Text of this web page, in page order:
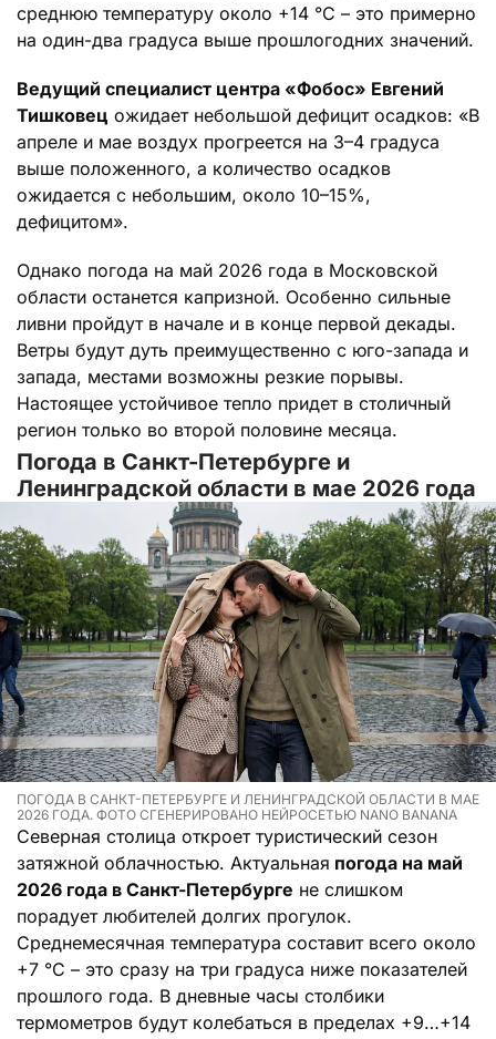
среднюю температуру около +14 °C – это примерно
на один-два градуса выше прошлогодних значений.
Ведущий специалист центра «Фобос» Евгений
Тишковец ожидает небольшой дефицит осадков: «В
апреле и мае воздух прогреется на 3–4 градуса
выше положенного, а количество осадков
ожидается с небольшим, около 10–15%,
дефицитом».
Однако погода на май 2026 года в Московской
области останется капризной. Особенно сильные
ливни пройдут в начале и в конце первой декады.
Ветры будут дуть преимущественно с юго-запада и
запада, местами возможны резкие порывы.
Настоящее устойчивое тепло придет в столичный
регион только во второй половине месяца.
Погода в Санкт-Петербурге и
Ленинградской области в мае 2026 года
ПОГОДА В САНКТ-ПЕТЕРБУРГЕ И ЛЕНИНГРАДСКОЙ ОБЛАСТИ В МАЕ
2026 ГОДА. ФОТО СГЕНЕРИРОВАНО НЕЙРОСЕТЬЮ NANO BANANA
Северная столица откроет туристический сезон
затяжной облачностью. Актуальная погода на май
2026 года в Санкт-Петербурге не слишком
порадует любителей долгих прогулок.
Среднемесячная температура составит всего около
+7 °C – это сразу на три градуса ниже показателей
прошлого года. В дневные часы столбики
термометров будут колебаться в пределах +9…+14